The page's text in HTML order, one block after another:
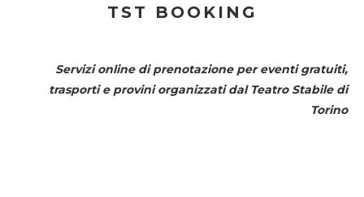
TST BOOKING
Servizi online di prenotazione per eventi gratuiti,
trasporti e provini organizzati dal Teatro Stabile di
Torino